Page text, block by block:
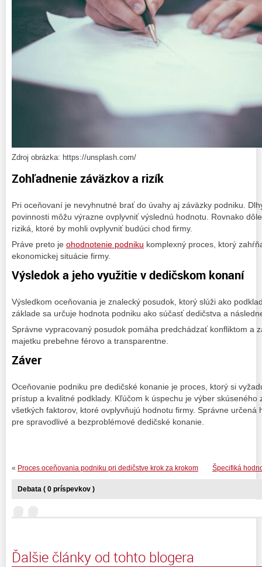
Zdroj obrázka: https://unsplash.com/
Zohľadnenie záväzkov a rizík
Pri oceňovaní je nevyhnutné brať do úvahy aj záväzky podniku.
povinnosti môžu výrazne ovplyvniť výslednú hodnotu. Rovnako
riziká, ktoré by mohli ovplyvniť budúci chod firmy.
Práve preto je ohodnotenie podniku komplexný proces, ktorý
ekonomickej situácie firmy.
Výsledok a jeho využitie v dedičskom konaní
Výsledkom oceňovania je znalecký posudok, ktorý slúži ako
základe sa určuje hodnota podniku ako súčasť dedičstva a
Správne vypracovaný posudok pomáha predchádzať konfliktom a
majetku prebehne férovo a transparentne.
Záver
Oceňovanie podniku pre dedičské konanie je proces, ktorý si
prístup a kvalitné podklady. Kľúčom k úspechu je výber skúseného
všetkých faktorov, ktoré ovplyvňujú hodnotu firmy. Správne určená
pre spravodlivé a bezproblémové dedičské konanie.
Špecifiká
« Proces oceňovania podniku pri dedičstve krok za krokom
Debata ( 0 príspevkov )
Ďalšie články od tohto blogera